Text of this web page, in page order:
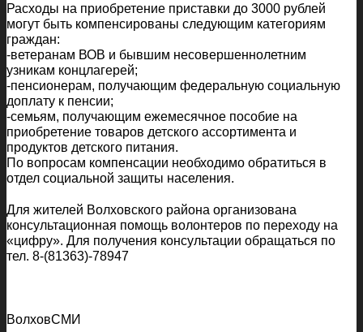
Расходы на приобретение приставки до 3000 рублей
могут быть компенсированы следующим категориям
граждан:
-ветеранам ВОВ и бывшим несовершеннолетним
узникам концлагерей;
-пенсионерам, получающим федеральную социальную
доплату к пенсии;
-семьям, получающим ежемесячное пособие на
приобретение товаров детского ассортимента и
продуктов детского питания.
По вопросам компенсации необходимо обратиться в
отдел социальной защиты населения.
Для жителей Волховского района организована
консультационная помощь волонтеров по переходу на
«цифру». Для получения консультации обращаться по
тел. 8-(81363)-78947
ВолховСМИ